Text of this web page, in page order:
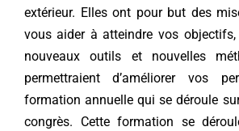
extérieur. Elles ont pour but des
vous aider à atteindre vos
nouveaux outils et nouvelles
permettraient d’améliorer vos
formation annuelle qui se déroule
congrès. Cette formation se